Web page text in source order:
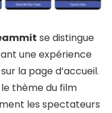
se distingue
une expérience
la page d’accueil.
thème du film
les spectateurs